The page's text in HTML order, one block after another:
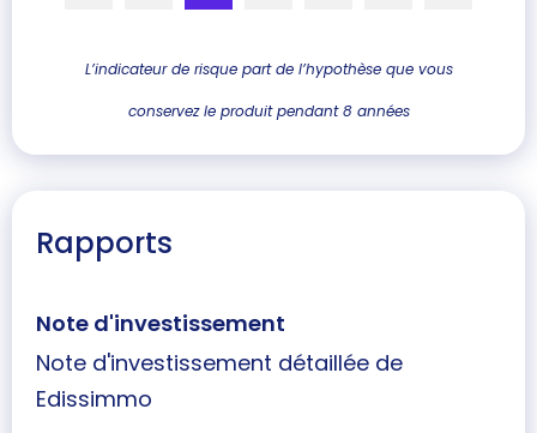
L’indicateur de risque part de l’hypothèse que vous
conservez le produit pendant 8 années
Rapports
Note d'investissement
Note d'investissement détaillée de
Edissimmo